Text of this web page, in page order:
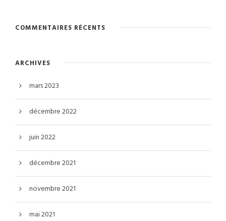
COMMENTAIRES RÉCENTS
ARCHIVES
mars 2023
décembre 2022
juin 2022
décembre 2021
novembre 2021
mai 2021